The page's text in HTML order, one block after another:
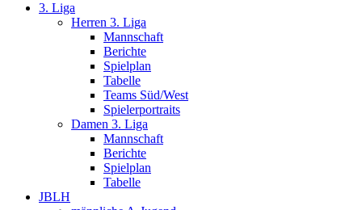
3. Liga
Herren 3. Liga
Mannschaft
Berichte
Spielplan
Tabelle
Teams Süd/West
Spielerportraits
Damen 3. Liga
Mannschaft
Berichte
Spielplan
Tabelle
JBLH